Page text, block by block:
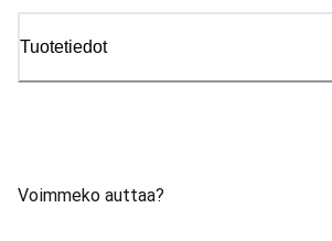
Tuotetiedot
Voimmeko auttaa?